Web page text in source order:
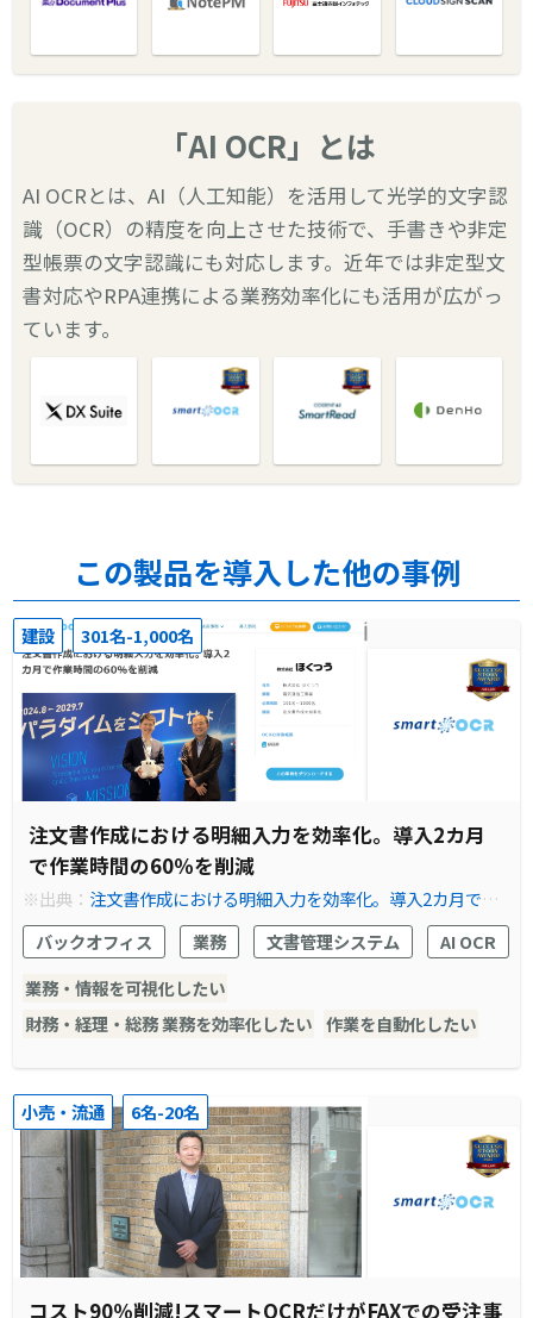
「AI OCR」とは
AI OCRとは、AI（人工知能）を活用して光学的文字認
識（OCR）の精度を向上させた技術で、手書きや非定
型帳票の文字認識にも対応します。近年では非定型文
書対応やRPA連携による業務効率化にも活用が広がっ
ています。
この製品を導入した他の事例
建設 301名-1,000名
注文書作成における明細入力を効率化。導入2カ月
で作業時間の60％を削減
※出典： 注文書作成における明細入力を効率化。導入2カ月で作
業時間の60％を削減｜導入事例｜AI-OCR対応のスマートOCR
バックオフィス 業務 文書管理システム
AI OCR
業務・情報を可視化したい
財務・経理・総務 業務を効率化したい 作業を自動化したい
小売・流通 6名-20名
コスト90％削減!スマートOCRだけがFAXでの受注事